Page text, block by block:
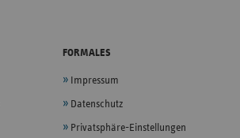
FORMALES
Impressum
Datenschutz
Privatsphäre-Einstellungen